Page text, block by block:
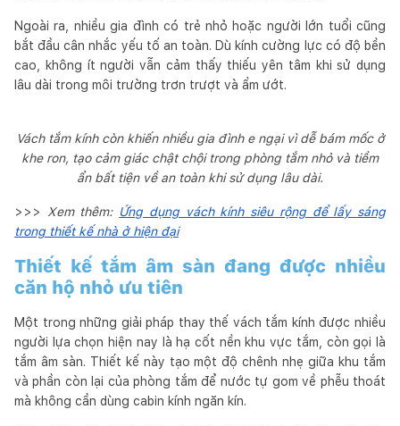
Ngoài ra, nhiều gia đình có trẻ nhỏ hoặc người lớn tuổi cũng
bắt đầu cân nhắc yếu tố an toàn. Dù kính cường lực có độ bền
cao, không ít người vẫn cảm thấy thiếu yên tâm khi sử dụng
lâu dài trong môi trường trơn trượt và ẩm ướt.
Vách tắm kính còn khiến nhiều gia đình e ngại vì dễ bám mốc ở
khe ron, tạo cảm giác chật chội trong phòng tắm nhỏ và tiềm
ẩn bất tiện về an toàn khi sử dụng lâu dài.
>>> Xem thêm: Ứng dụng vách kính siêu rộng để lấy sáng
trong thiết kế nhà ở hiện đại
Thiết kế tắm âm sàn đang được nhiều
căn hộ nhỏ ưu tiên
Một trong những giải pháp thay thế vách tắm kính được nhiều
người lựa chọn hiện nay là hạ cốt nền khu vực tắm, còn gọi là
tắm âm sàn. Thiết kế này tạo một độ chênh nhẹ giữa khu tắm
và phần còn lại của phòng tắm để nước tự gom về phễu thoát
mà không cần dùng cabin kính ngăn kín.